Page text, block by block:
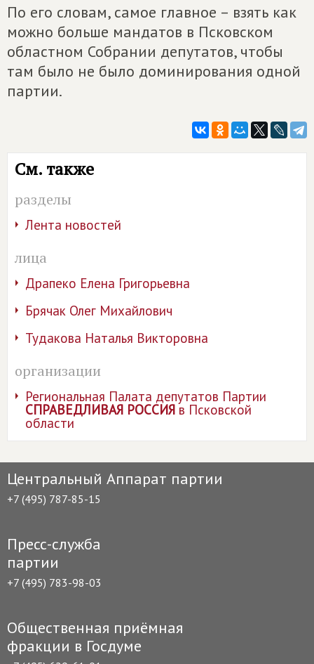
По его словам, самое главное – взять как
можно больше мандатов в Псковском
областном Собрании депутатов, чтобы
там было не было доминирования одной
партии.
См. также
разделы
Лента новостей
лица
Драпеко Елена Григорьевна
Брячак Олег Михайлович
Тудакова Наталья Викторовна
организации
Региональная Палата депутатов Партии
СПРАВЕДЛИВАЯ РОССИЯв Псковской
области
Центральный Аппарат партии
+7 (495) 787-85-15
Пресс-служба
партии
+7 (495) 783-98-03
Общественная приёмная
фракции в Госдуме